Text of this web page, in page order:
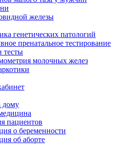
железы
генетических патологий
пренатальное тестирование
тесты
молочных желез
дому
пациентов
о беременности
об аборте